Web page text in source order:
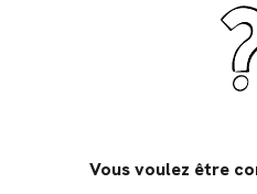
Vous voulez être